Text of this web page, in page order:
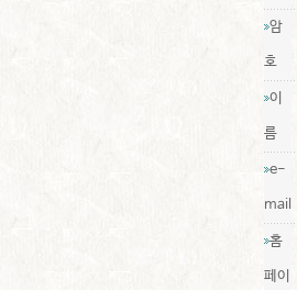
암
호
이
름
e-
mail
홈
페이